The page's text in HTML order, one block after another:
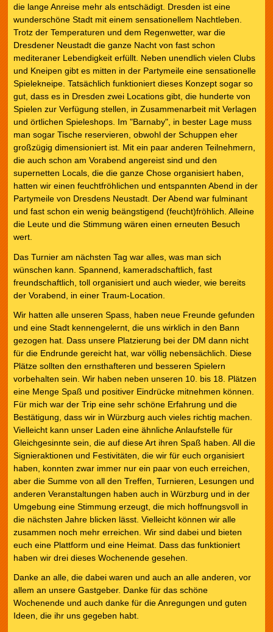
die lange Anreise mehr als entschädigt. Dresden ist eine
wunderschöne Stadt mit einem sensationellem Nachtleben.
Trotz der Temperaturen und dem Regenwetter, war die
Dresdener Neustadt die ganze Nacht von fast schon
mediteraner Lebendigkeit erfüllt. Neben unendlich vielen Clubs
und Kneipen gibt es mitten in der Partymeile eine sensationelle
Spielekneipe. Tatsächlich funktioniert dieses Konzept sogar so
gut, dass es in Dresden zwei Locations gibt, die hunderte von
Spielen zur Verfügung stellen, in Zusammenarbeit mit Verlagen
und örtlichen Spieleshops. Im "Barnaby", in bester Lage muss
man sogar Tische reservieren, obwohl der Schuppen eher
großzügig dimensioniert ist. Mit ein paar anderen Teilnehmern,
die auch schon am Vorabend angereist sind und den
supernetten Locals, die die ganze Chose organisiert haben,
hatten wir einen feuchtfröhlichen und entspannten Abend in der
Partymeile von Dresdens Neustadt. Der Abend war fulminant
und fast schon ein wenig beängstigend (feucht)fröhlich. Alleine
die Leute und die Stimmung wären einen erneuten Besuch
wert.
Das Turnier am nächsten Tag war alles, was man sich
wünschen kann. Spannend, kameradschaftlich, fast
freundschaftlich, toll organisiert und auch wieder, wie bereits
der Vorabend, in einer Traum-Location.
Wir hatten alle unseren Spass, haben neue Freunde gefunden
und eine Stadt kennengelernt, die uns wirklich in den Bann
gezogen hat. Dass unsere Platzierung bei der DM dann nicht
für die Endrunde gereicht hat, war völlig nebensächlich. Diese
Plätze sollten den ernsthafteren und besseren Spielern
vorbehalten sein. Wir haben neben unseren 10. bis 18. Plätzen
eine Menge Spaß und positiver Eindrücke mitnehmen können.
Für mich war der Trip eine sehr schöne Erfahrung und die
Bestätigung, dass wir in Würzburg auch vieles richtig machen.
Vielleicht kann unser Laden eine ähnliche Anlaufstelle für
Gleichgesinnte sein, die auf diese Art ihren Spaß haben. All die
Signieraktionen und Festivitäten, die wir für euch organisiert
haben, konnten zwar immer nur ein paar von euch erreichen,
aber die Summe von all den Treffen, Turnieren, Lesungen und
anderen Veranstaltungen haben auch in Würzburg und in der
Umgebung eine Stimmung erzeugt, die mich hoffnungsvoll in
die nächsten Jahre blicken lässt. Vielleicht können wir alle
zusammen noch mehr erreichen. Wir sind dabei und bieten
euch eine Plattform und eine Heimat. Dass das funktioniert
haben wir drei dieses Wochenende gesehen.
Danke an alle, die dabei waren und auch an alle anderen, vor
allem an unsere Gastgeber. Danke für das schöne
Wochenende und auch danke für die Anregungen und guten
Ideen, die ihr uns gegeben habt.